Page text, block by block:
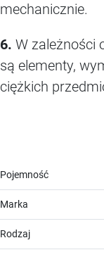
mechanicznie.
6. W zależności
są elementy,
ciężkich
Pojemność
Marka
Rodzaj